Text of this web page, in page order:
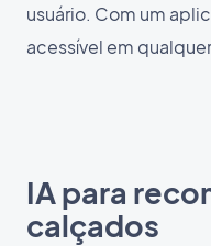
usuário. Com um
acessível em
IA para
calçados